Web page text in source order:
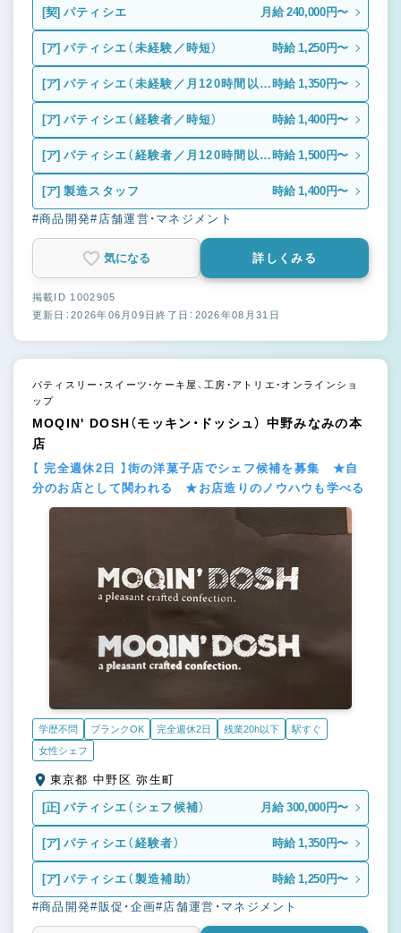
[契] パティシエ 月給 240,000円〜
[ア] パティシエ（未経験／時短） 時給 1,250円〜
[ア] パティシエ（未経験／月120時間以
上・週4日以上）
時給 1,350円〜
[ア] パティシエ（経験者／時短） 時給 1,400円〜
[ア] パティシエ（経験者／月120時間以
上・週4日以上）
時給 1,500円〜
[ア] 製造スタッフ 時給 1,400円〜
#商品開発#店舗運営・マネジメント
気になる 詳しくみる
掲載ID 1002905
更新日：2026年06月09日終了日：2026年08月31日
パティスリー・スイーツ・ケーキ屋、工房・アトリエ・オンラインショ
ップ
MOQIN' DOSH（モッキン・ドッシュ） 中野みなみの本
店
【 完全週休2日 】街の洋菓子店でシェフ候補を募集 ★自
分のお店として関われる ★お店造りのノウハウも学べる
学歴不問 ブランクOK 完全週休2日 残業20h以下
駅すぐ
女性シェフ
東京都 中野区 弥生町
[正] パティシエ（シェフ候補） 月給 300,000円〜
[ア] パティシエ（経験者） 時給 1,350円〜
[ア] パティシエ（製造補助） 時給 1,250円〜
#商品開発#販促・企画#店舗運営・マネジメント